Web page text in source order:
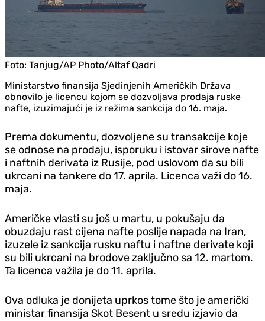
Foto: Tanjug/AP Photo/Altaf Qadri
Ministarstvo finansija Sjedinjenih Američkih Država
obnovilo je licencu kojom se dozvoljava prodaja ruske
nafte, izuzimajući je iz režima sankcija do 16. maja.
Prema dokumentu, dozvoljene su transakcije koje
se odnose na prodaju, isporuku i istovar sirove nafte
i naftnih derivata iz Rusije, pod uslovom da su bili
ukrcani na tankere do 17. aprila. Licenca važi do 16.
maja.
Američke vlasti su još u martu, u pokušaju da
obuzdaju rast cijena nafte poslije napada na Iran,
izuzele iz sankcija rusku naftu i naftne derivate koji
su bili ukrcani na brodove zaključno sa 12. martom.
Ta licenca važila je do 11. aprila.
Ova odluka je donijeta uprkos tome što je američki
ministar finansija Skot Besent u sredu izjavio da